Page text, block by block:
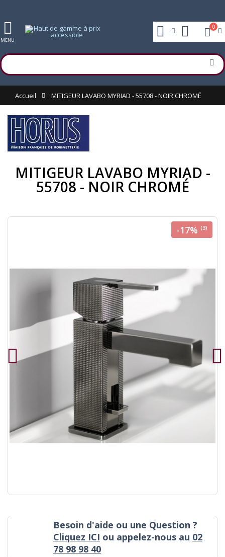
MENU
0
Accueil MITIGEUR LAVABO MYRIAD - 55708 - NOIR CHROMÉ
MITIGEUR LAVABO MYRIAD -
55708 - NOIR CHROMÉ
-17% (3)
Besoin d'aide ou une Question ?
Cliquez ICI ou appelez-nous au 02
78 98 98 40